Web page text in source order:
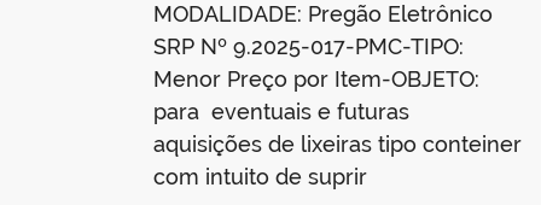
MODALIDADE: Pregão Eletrônico
SRP Nº 9.2025-017-PMC-TIPO:
Menor Preço por Item-OBJETO:
para eventuais e futuras
aquisições de lixeiras tipo conteiner
com intuito de suprir